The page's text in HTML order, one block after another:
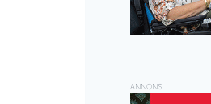
ANNONS